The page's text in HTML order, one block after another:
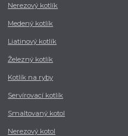
Nerezový kotlík
Medený kotlík
Liatinový kotlík
Železný kotlík
Kotlík na ryby
Servírovací kotlík
Smaltovaný kotol
Nerezový kotol